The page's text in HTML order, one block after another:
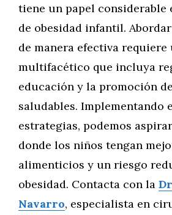
tiene un papel considerable
de obesidad infantil.
de manera efectiva requiere
multifacético que incluya
educación y la promoción
saludables. Implementando
estrategias, podemos
donde los niños tengan
alimenticios y un riesgo
obesidad. Contacta con la
Navarro, especialista en